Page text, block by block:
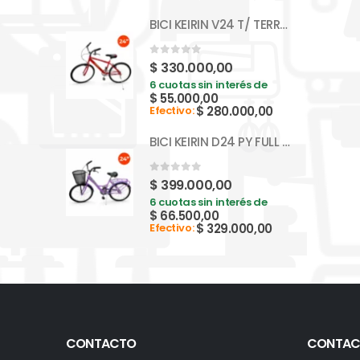
BICI KEIRIN V24 T/ TERRENO S/ CAMBIOS BM024
0 out of 5
$ 330.000,00
6 cuotas sin interés de
$ 55.000,00
Efectivo:$ 280.000,00
BICI KEIRIN D24 PY FULL BP24F
0 out of 5
$ 399.000,00
6 cuotas sin interés de
$ 66.500,00
Efectivo:$ 329.000,00
CONTACTO